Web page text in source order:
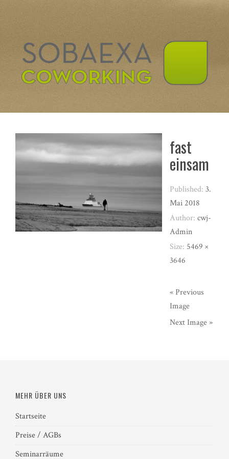
fast
einsam
Published:3.
Mai 2018
Author:cwj-
Admin
Size: 5469 ×
3646
« Previous
Image
Next Image »
MEHR ÜBER UNS
Startseite
Preise / AGBs
Seminarräume